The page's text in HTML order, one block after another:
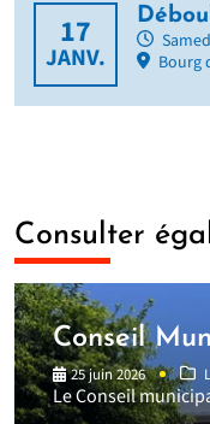
17
JANV.
Bourg
Consulter
Conseil
25 juin 2026
Le Conseil